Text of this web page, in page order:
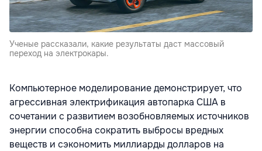
Ученые рассказали, какие результаты даст массовый
переход на электрокары.
Компьютерное моделированиедемонстрирует, что
агрессивная электрификация автопарка США в
сочетании с развитием возобновляемых источников
энергии способна сократить выбросы вредных
веществ и сэкономить миллиарды долларов на